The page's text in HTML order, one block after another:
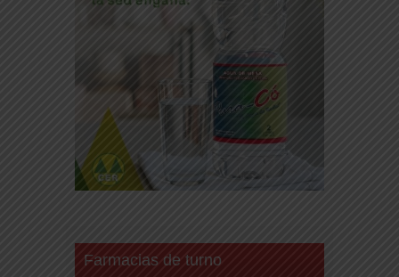
Farmacias de turno